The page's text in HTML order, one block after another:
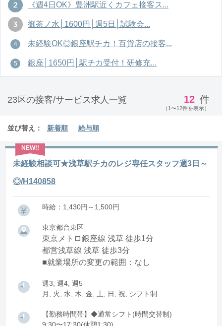
《週4日OK》豊洲駅近くカフェ接客ス...
御茶ノ水│1600円│週5日│試験会...
未経験OK◎銀座駅チカ！百貨店の接客...
銀座│1650円│駅チカ受付！研修充...
23区の接客/サービス求人一覧 12 件
（1〜12件を表示）
並び替え： 新着順 給与順
未経験相談可★浅草駅チカのレジ専任スタッフ週3日～
◎/H140858
時給：1,430円～1,500円
東京都台東区
東京メトロ銀座線 浅草 徒歩1分
都営浅草線 浅草 徒歩3分
■就業場所の変更の範囲：なし
週3, 週4, 週5
月, 火, 水, 木, 金, 土, 日, 祝, シフト制
【勤務時間帯】◆通常シフト(時間交替制)